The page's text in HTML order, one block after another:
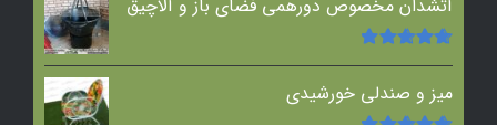
آتشدان مخصوص دورهمی فضای باز و آلاچیق
امتیاز5.00از
میز و صندلی خورشیدی